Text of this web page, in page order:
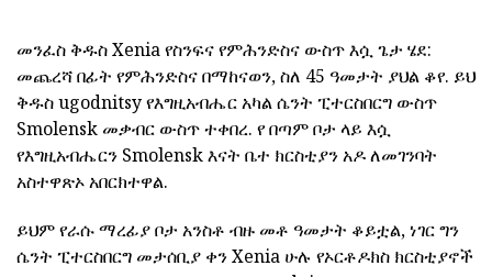
መንፈስ ቅዱስ Xenia የስንፍና የምሕንድስና ውስጥ እሷ ጌታ ሄደ:
መጨረሻ በፊት የምሕንድስና በማከናወን, ስለ 45 ዓመታት ያህል ቆየ. ይህ
ቅዱስ ugodnitsy የእግዚአብሔር አካል ሴንት ፒተርስበርግ ውስጥ
Smolensk መቃብር ውስጥ ተቀበረ. የ በጣም ቦታ ላይ እሷ
የእግዚአብሔርን Smolensk እናት ቤተ ክርስቲያን አዶ ለመገንባት
አስተዋጽኦ አበርክተዋል.
ይህም የራሱ ማረፊያ ቦታ አንስቶ ብዙ መቶ ዓመታት ቆይቷል, ነገር ግን
ሴንት ፒተርስበርግ መታሰቢያ ቀን Xenia ሁሉ የኦርቶዶክስ ክርስቲያኖች